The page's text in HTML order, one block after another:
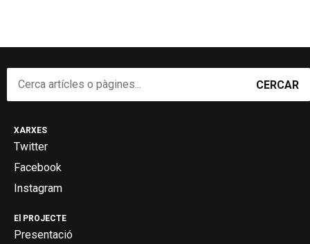
CERCAR
El PROJECTE
Presentació
XARXES
Twitter
Facebook
Instagram